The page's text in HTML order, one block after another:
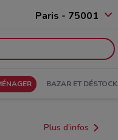
Paris - 75001
BAZAR ET
Plus d’infos